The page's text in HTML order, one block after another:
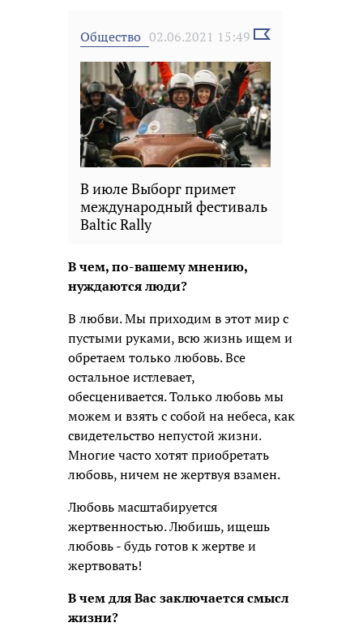
Общество 02.06.2021 15:49 Выбрать
В июле Выборг примет
международный фестиваль
Baltic Rally
В чем, по-вашему мнению,
нуждаются люди?
В любви. Мы приходим в этот мир с
пустыми руками, всю жизнь ищем и
обретаем только любовь. Все
остальное истлевает,
обесценивается. Только любовь мы
можем и взять с собой на небеса, как
свидетельство непустой жизни.
Многие часто хотят приобретать
любовь, ничем не жертвуя взамен.
Любовь масштабируется
жертвенностью. Любишь, ищешь
любовь - будь готов к жертве и
жертвовать!
В чем для Вас заключается смысл
жизни?